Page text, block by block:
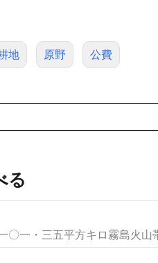
地 原野 公費
る
〇一・三五平方キロ霧島火